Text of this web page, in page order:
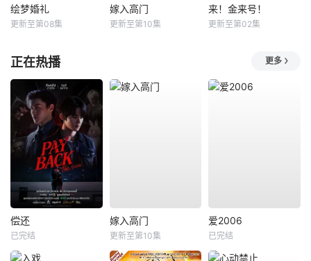
绘梦婚礼
更新至第08集
嫁入高门
更新至第10集
来！金来号！
更新至第02集
正在热播 更多
偿还
已完结
嫁入高门
更新至第10集
爱2006
已完结